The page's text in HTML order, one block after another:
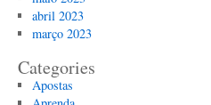
abril 2023
março 2023
Categories
Apostas